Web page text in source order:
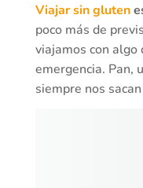
Viajar sin gluten
poco más de
viajamos con algo
emergencia. Pan,
siempre nos